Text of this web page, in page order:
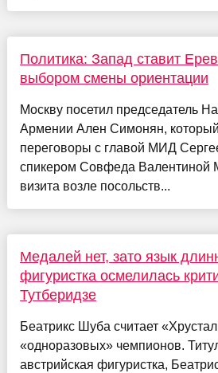
Политика: Запад ставит
выбором смены ориентации
Москву посетил председатель
Армении Ален Симонян,
переговоры с главой МИД
спикером Совфеда Валентиной
визита возле посольств...
Медалей нет, зато язык
фигуристка осмелилась
Тутберидзе
Беатрикс Шуба считает
«одноразовых» чемпионов.
австрийская фигуристка,